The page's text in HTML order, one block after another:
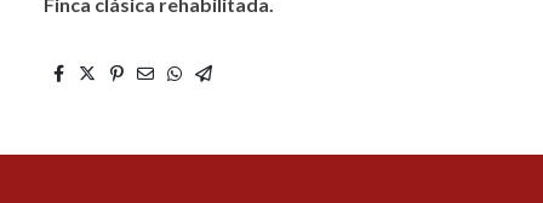
Finca clásica rehabilitada.